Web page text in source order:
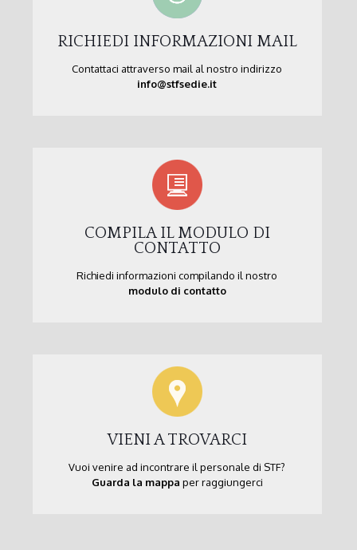
RICHIEDI INFORMAZIONI MAIL
Contattaci attraverso mail al nostro indirizzo
info@stfsedie.it
COMPILA IL MODULO DI
CONTATTO
Richiedi informazioni compilando il nostro
modulo di contatto
VIENI A TROVARCI
Vuoi venire ad incontrare il personale di STF?
Guarda la mappa per raggiungerci